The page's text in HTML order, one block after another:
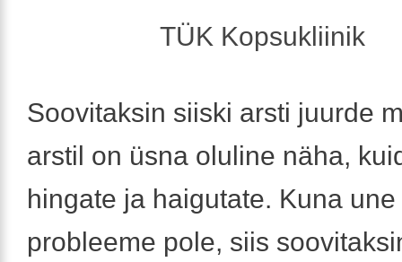
TÜK Kopsukliinik
Soovitaksin siiski arsti juurde
arstil on üsna oluline näha,
hingate ja haigutate. Kuna
probleeme pole, siis